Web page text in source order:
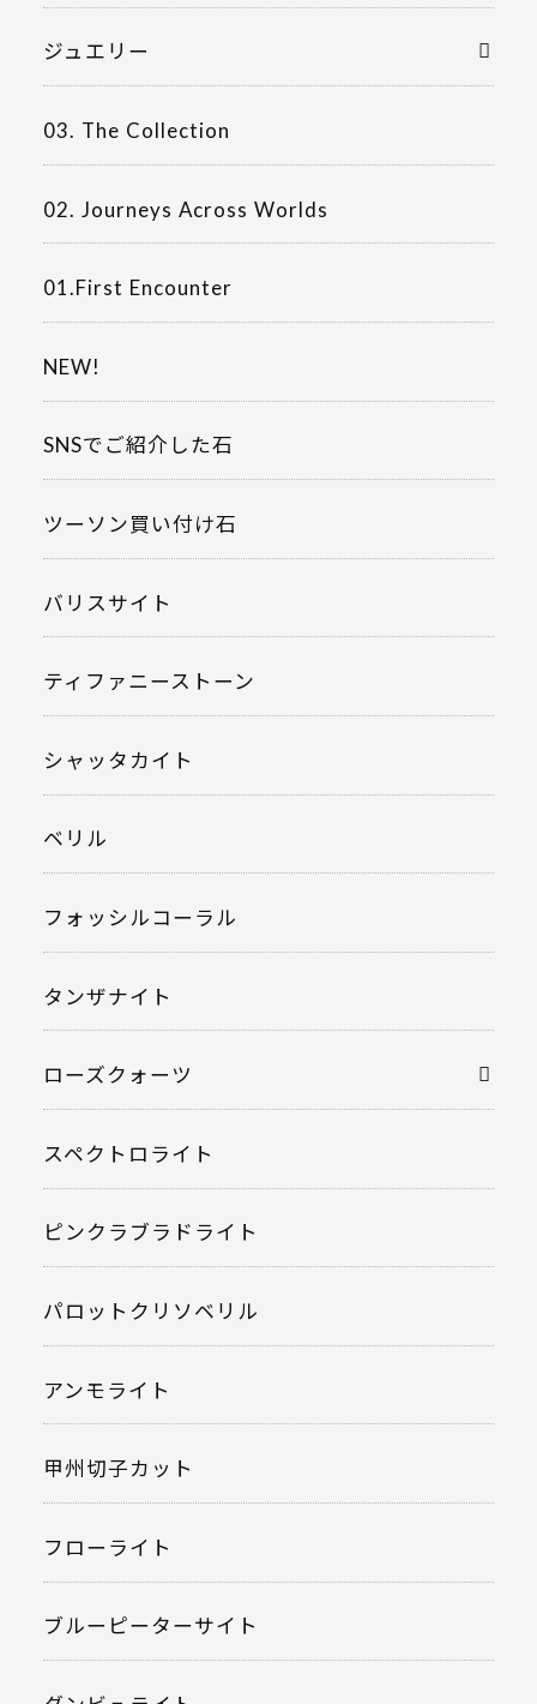
ジュエリー
03. The Collection
02. Journeys Across Worlds
01.First Encounter
NEW!
SNSでご紹介した石
ツーソン買い付け石
バリスサイト
ティファニーストーン
シャッタカイト
ベリル
フォッシルコーラル
タンザナイト
ローズクォーツ
スペクトロライト
ピンクラブラドライト
パロットクリソベリル
アンモライト
甲州切子カット
フローライト
ブルーピーターサイト